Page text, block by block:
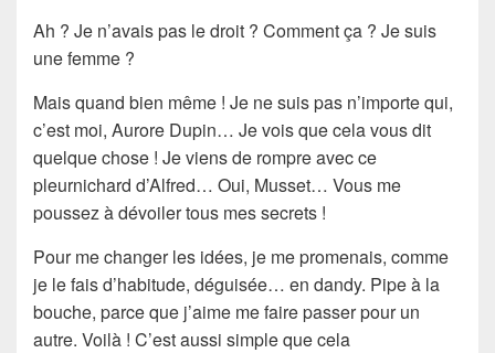
Ah ? Je n’avais pas le droit ? Comment ça ? Je suis
une femme ?
Mais quand bien même ! Je ne suis pas n’importe qui,
c’est moi, Aurore Dupin… Je vois que cela vous dit
quelque chose ! Je viens de rompre avec ce
pleurnichard d’Alfred… Oui, Musset… Vous me
poussez à dévoiler tous mes secrets !
Pour me changer les idées, je me promenais, comme
je le fais d’habitude, déguisée… en dandy. Pipe à la
bouche, parce que j’aime me faire passer pour un
autre. Voilà ! C’est aussi simple que cela